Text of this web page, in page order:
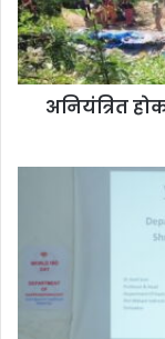
अनियंत्रित